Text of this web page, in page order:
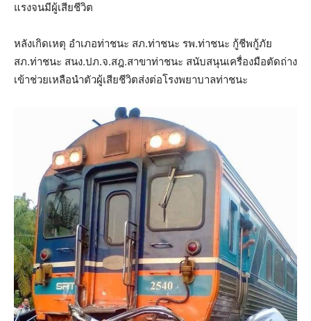
แรงจนมีผู้เสียชีวิต
หลังเกิดเหตุ อำเภอท่าชนะ สภ.ท่าชนะ รพ.ท่าชนะ กู้ชีพกู้ภัย
สภ.ท่าชนะ สนง.ปภ.จ.สฎ.สาขาท่าชนะ สนับสนุนเครื่องมือตัดถ่าง
เข้าช่วยเหลือนำตัวผู้เสียชีวิตส่งต่อโรงพยาบาลท่าชนะ